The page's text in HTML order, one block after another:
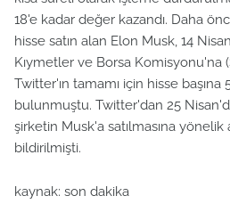
18'e kadar değer kazandı. Daha
hisse satın alan Elon Musk, 14
Kıymetler ve Borsa Komisyonu'na
Twitter'ın tamamı için hisse başına
bulunmuştu. Twitter'dan 25
şirketin Musk'a satılmasına yönelik
bildirilmişti.
kaynak: son dakika